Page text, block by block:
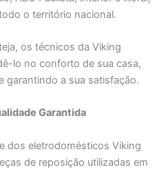
o território nacional.
os técnicos da Viking
lo no conforto de sua casa,
garantindo a sua satisfação.
Garantida
dos eletrodomésticos Viking
de reposição utilizadas em